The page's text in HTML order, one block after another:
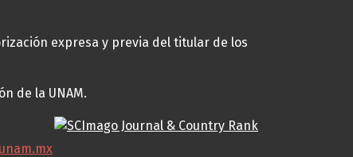
expresa y previa del titular de los
de la UNAM.